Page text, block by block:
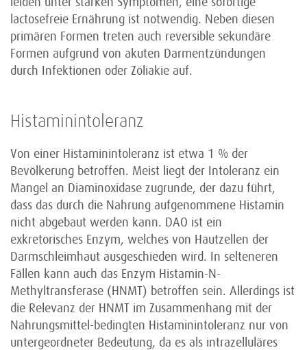
lactosefreie Ernährung ist notwendig. Neben diesen
primären Formen treten auch reversible sekundäre
Formen aufgrund von akuten Darmentzündungen
durch Infektionen oder Zöliakie auf.
Histaminintoleranz
Von einer Histaminintoleranz ist etwa 1 % der
Bevölkerung betroffen. Meist liegt der Intoleranz ein
Mangel an Diaminoxidase zugrunde, der dazu führt,
dass das durch die Nahrung aufgenommene Histamin
nicht abgebaut werden kann. DAO ist ein
exkretorisches Enzym, welches von Hautzellen der
Darmschleimhaut ausgeschieden wird. In selteneren
Fällen kann auch das Enzym Histamin-N-
Methyltransferase (HNMT) betroffen sein. Allerdings ist
die Relevanz der HNMT im Zusammenhang mit der
Nahrungsmittel-bedingten Histaminintoleranz nur von
untergeordneter Bedeutung, da es als intrazelluläres